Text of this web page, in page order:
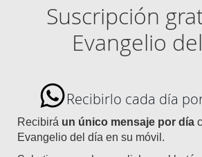
Suscripción
Evangelio
Recibirlo cada día
Recibirá un único mensaje por día
Evangelio del día en su móvil.